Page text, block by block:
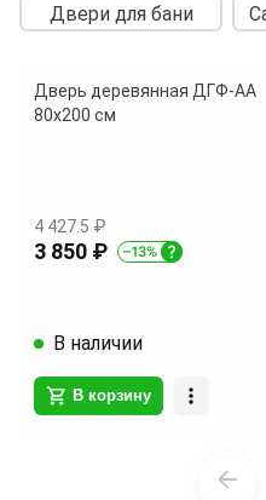
Двери для бани
Дверь деревянная ДГФ-АА
80х200 см
4 427.5 ₽
3 850 ₽
В наличии
В корзину